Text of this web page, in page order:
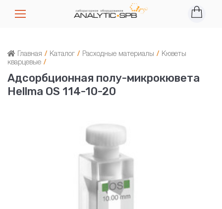
Главная / Каталог / Расходные материалы / Кюветы
кварцевые /
Адсорбционная полу-микрокювета
Hellma OS 114-10-20